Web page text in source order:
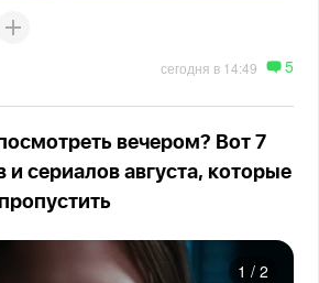
сегодня в 14:49 5
вечером? Вот 7
сериалов августа, которые
1 / 2